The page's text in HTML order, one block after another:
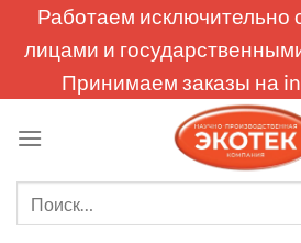
Работаем исключительно
лицами и
Принимаем заказы на